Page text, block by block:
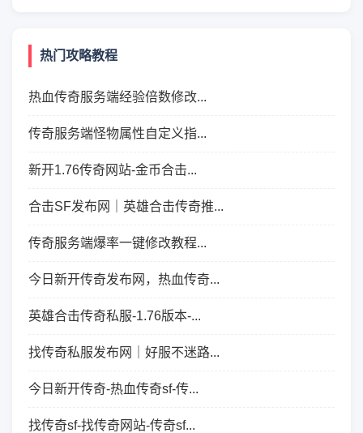
热门攻略教程
热血传奇服务端经验倍数修改...
传奇服务端怪物属性自定义指...
新开1.76传奇网站-金币合击...
合击SF发布网｜英雄合击传奇推...
传奇服务端爆率一键修改教程...
今日新开传奇发布网，热血传奇...
英雄合击传奇私服-1.76版本-...
找传奇私服发布网｜好服不迷路...
今日新开传奇-热血传奇sf-传...
找传奇sf-找传奇网站-传奇sf...